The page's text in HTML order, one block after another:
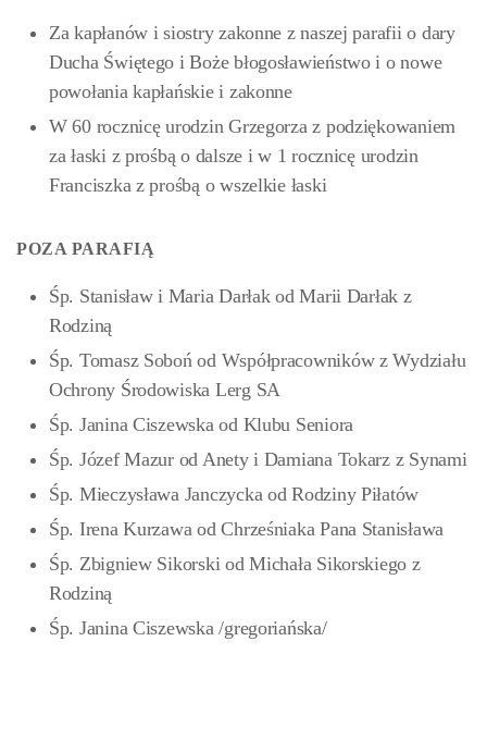
Za kapłanów i siostry zakonne z naszej parafii o dary
Ducha Świętego i Boże błogosławieństwo i o nowe
powołania kapłańskie i zakonne
W 60 rocznicę urodzin Grzegorza z podziękowaniem
za łaski z prośbą o dalsze i w 1 rocznicę urodzin
Franciszka z prośbą o wszelkie łaski
POZA PARAFIĄ
Śp. Stanisław i Maria Darłak od Marii Darłak z
Rodziną
Śp. Tomasz Soboń od Współpracowników z Wydziału
Ochrony Środowiska Lerg SA
Śp. Janina Ciszewska od Klubu Seniora
Śp. Józef Mazur od Anety i Damiana Tokarz z Synami
Śp. Mieczysława Janczycka od Rodziny Piłatów
Śp. Irena Kurzawa od Chrześniaka Pana Stanisława
Śp. Zbigniew Sikorski od Michała Sikorskiego z
Rodziną
Śp. Janina Ciszewska /gregoriańska/